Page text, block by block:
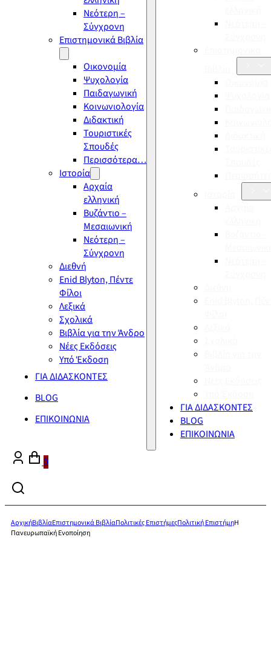
Νεότερη –
Σύγχρονη
Επιστημονικά Βιβλία
Οικονομία
Ψυχολογία
Παιδαγωγική
Κοινωνιολογία
Διδακτική
Τουριστικές
Σπουδές
Περισσότερα…
Ιστορία
Αρχαία
ελληνική
Βυζάντιο –
Μεσαιωνική
Νεότερη –
Σύγχρονη
Διεθνή
Enid Blyton, Πέντε
Φίλοι
Λεξικά
Σχολικά
Βιβλία για την Άνδρο
Νέες Εκδόσεις
Υπό Έκδοση
ΓΙΑ ΔΙΔΑΣΚΟΝΤΕΣ
BLOG
ΕΠΙΚΟΙΝΩΝΙΑ
ΓΙΑ ΔΙΔΑΣΚΟΝΤΕΣ
BLOG
ΕΠΙΚΟΙΝΩΝΙΑ
0
ΑρχικήΒιβλίαΕπιστημονικά ΒιβλίαΠολιτικές ΕπιστήμεςΠολιτική ΕπιστήμηΗ
Πανευρωπαϊκή Ενοποίηση